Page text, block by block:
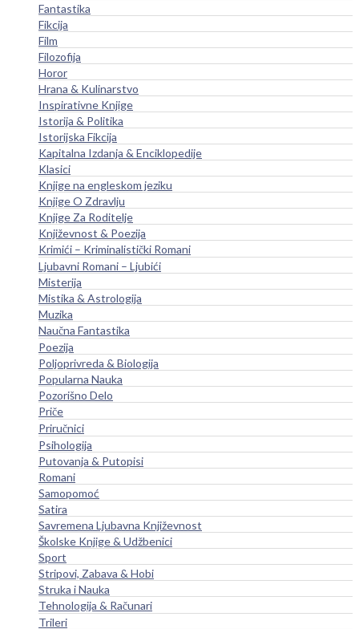
Fantastika
Fikcija
Film
Filozofija
Horor
Hrana & Kulinarstvo
Inspirativne Knjige
Istorija & Politika
Istorijska Fikcija
Kapitalna Izdanja & Enciklopedije
Klasici
Knjige na engleskom jeziku
Knjige O Zdravlju
Knjige Za Roditelje
Književnost & Poezija
Krimići – Kriminalistički Romani
Ljubavni Romani – Ljubići
Misterija
Mistika & Astrologija
Muzika
Naučna Fantastika
Poezija
Poljoprivreda & Biologija
Popularna Nauka
Pozorišno Delo
Priče
Priručnici
Psihologija
Putovanja & Putopisi
Romani
Samopomoć
Satira
Savremena Ljubavna Književnost
Školske Knjige & Udžbenici
Sport
Stripovi, Zabava & Hobi
Struka i Nauka
Tehnologija & Računari
Trileri